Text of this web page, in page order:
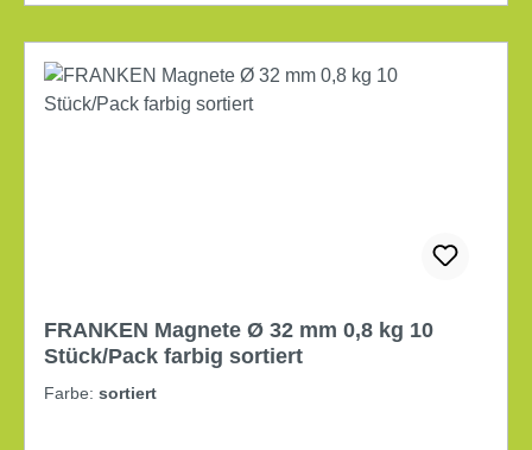
FRANKEN Magnete Ø 32 mm 0,8 kg 10
Stück/Pack farbig sortiert
Farbe: sortiert